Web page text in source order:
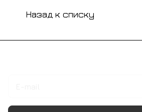
Назад к списку